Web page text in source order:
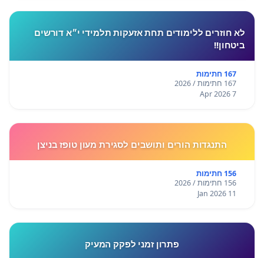
לא חוזרים ללימודים תחת אזעקות תלמידי י״א דורשים
ביטחון!!
167 חתימות
167 חתימות / 2026
7 Apr 2026
התנגדות הורים ותושבים לסגירת מעון טופז בניצן
156 חתימות
156 חתימות / 2026
11 Jan 2026
פתרון זמני לפקק המעיק